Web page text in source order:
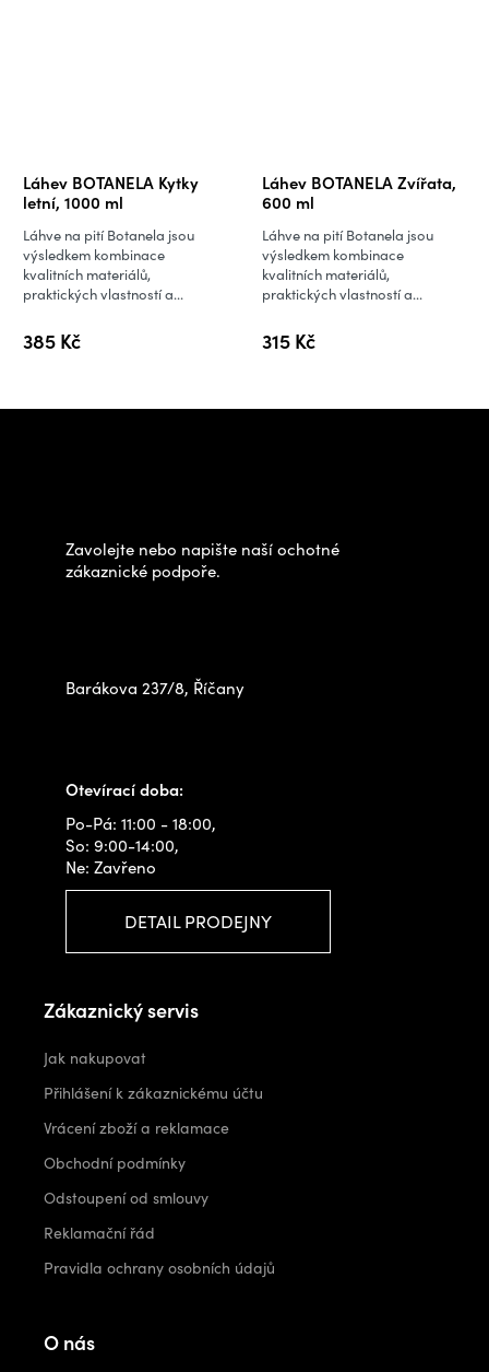
Láhev BOTANELA Kytky
letní, 1000 ml
385 Kč
Láhve na pití Botanela jsou
výsledkem kombinace
kvalitních materiálů,
praktických vlastností a...
Láhev BOTANELA Zvířata,
600 ml
315 Kč
Láhve na pití Botanela jsou
výsledkem kombinace
kvalitních materiálů,
praktických vlastností a...
Z
Zavolejte nebo napište naší ochotné
zákaznické podpoře.
Barákova 237/8, Říčany
Otevírací doba:
Po-Pá: 11:00 - 18:00,
So: 9:00-14:00,
Ne: Zavřeno
DETAIL PRODEJNY
Zákaznický servis
Jak nakupovat
Přihlášení k zákaznickému účtu
Vrácení zboží a reklamace
Obchodní podmínky
Odstoupení od smlouvy
Reklamační řád
Pravidla ochrany osobních údajů
O nás